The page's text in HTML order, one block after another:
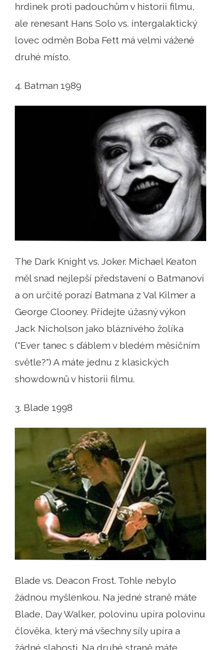
hrdinek proti padouchům v historii filmu,
ale renesant Hans Solo vs. intergalaktický
lovec odměn Boba Fett má velmi vážené
druhé místo.
4. Batman 1989
The Dark Knight vs. Joker. Michael Keaton
měl snad nejlepší představení o Batmanovi
a on určitě porazí Batmana z Val Kilmer a
George Clooney. Přidejte úžasný výkon
Jack Nicholson jako bláznivého žolíka
("Ever tanec s ďáblem v bledém měsíčním
světle?") A máte jednu z klasických
showdownů v historii filmu.
3. Blade 1998
Blade vs. Deacon Frost. Tohle nebylo
žádnou myšlenkou. Na jedné straně máte
Blade, Day Walker, polovinu upíra polovinu
člověka, který má všechny síly upíra a
žádné slabosti. Na druhé straně máte